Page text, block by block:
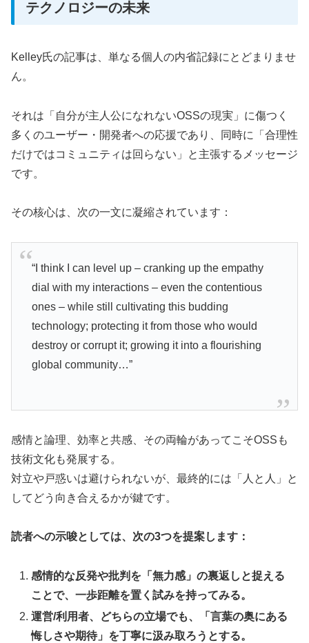
テクノロジーの未来
Kelley氏の記事は、単なる個人の内省記録にとどまりませ
ん。
それは「自分が主人公になれないOSSの現実」に傷つく
多くのユーザー・開発者への応援であり、同時に「合理性
だけではコミュニティは回らない」と主張するメッセージ
です。
その核心は、次の一文に凝縮されています：
“I think I can level up – cranking up the empathy
dial with my interactions – even the contentious
ones – while still cultivating this budding
technology; protecting it from those who would
destroy or corrupt it; growing it into a flourishing
global community…”
感情と論理、効率と共感、その両輪があってこそOSSも
技術文化も発展する。
対立や戸惑いは避けられないが、最終的には「人と人」と
してどう向き合えるかが鍵です。
読者への示唆としては、次の3つを提案します：
感情的な反発や批判を「無力感」の裏返しと捉える
ことで、一歩距離を置く試みを持ってみる。
運営/利用者、どちらの立場でも、「言葉の奥にある
悔しさや期待」を丁寧に汲み取ろうとする。